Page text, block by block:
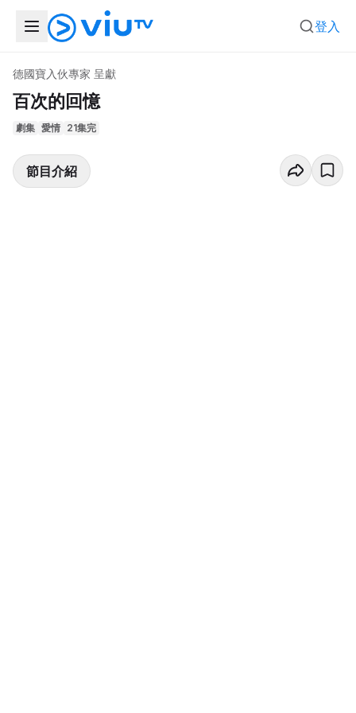
登入
德國寶入伙專家 呈獻
百次的回憶
劇集 愛情 21集完
節目介紹